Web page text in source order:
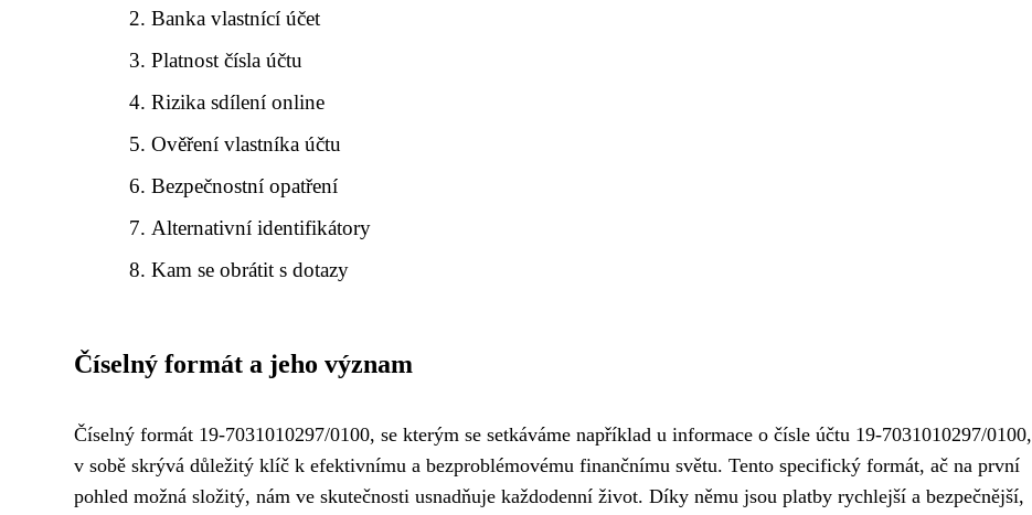
Banka vlastnící účet
Platnost čísla účtu
Rizika sdílení online
Ověření vlastníka účtu
Bezpečnostní opatření
Alternativní identifikátory
Kam se obrátit s dotazy
Číselný formát a jeho význam
Číselný formát 19-7031010297/0100, se kterým se setkáváme například u informace o čísle účtu 19-7031010297/0100,
v sobě skrývá důležitý klíč k efektivnímu a bezproblémovému finančnímu světu. Tento specifický formát, ač na první
pohled možná složitý, nám ve skutečnosti usnadňuje každodenní život. Díky němu jsou platby rychlejší a bezpečnější,